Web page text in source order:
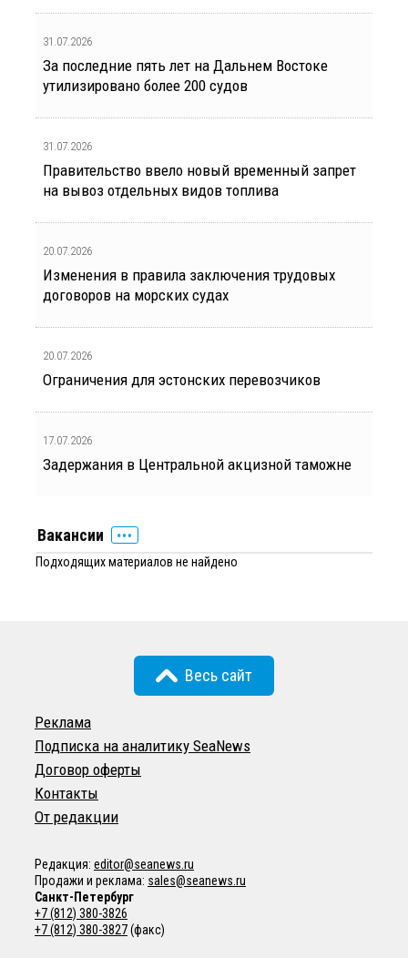
31.07.2026
За последние пять лет на Дальнем Востоке
утилизировано более 200 судов
31.07.2026
Правительство ввело новый временный запрет
на вывоз отдельных видов топлива
20.07.2026
Изменения в правила заключения трудовых
договоров на морских судах
20.07.2026
Ограничения для эстонских перевозчиков
17.07.2026
Задержания в Центральной акцизной таможне
Вакансии
Подходящих материалов не найдено
Весь сайт
Реклама
Подписка на аналитику SeaNews
Договор оферты
Контакты
От редакции
Редакция: editor@seanews.ru
Продажи и реклама: sales@seanews.ru
Санкт-Петербург
+7 (812) 380-3826
+7 (812) 380-3827(факс)